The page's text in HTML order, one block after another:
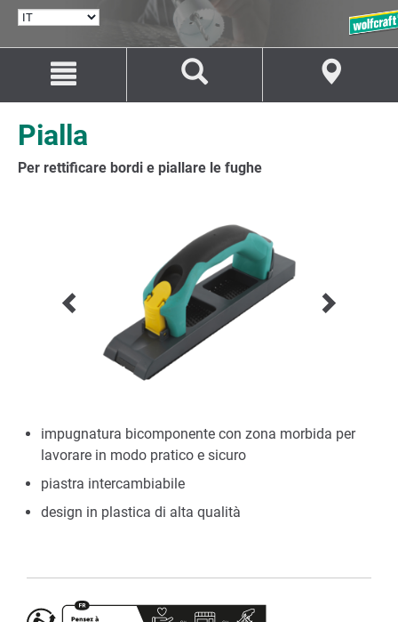
SELEZIONA
contenuto
navigazione
Pialla
Per rettificare bordi e piallare le fughe
impugnatura bicomponente con zona morbida per
lavorare in modo pratico e sicuro
piastra intercambiabile
design in plastica di alta qualità